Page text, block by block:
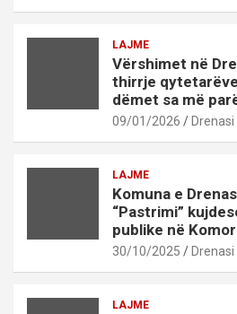
LAJME
Vërshimet në
thirrje
dëmet sa më
09/01/2026 Drenasi
LAJME
Komuna e
“Pastrimi”
publike në
30/10/2025 Drenasi
LAJME